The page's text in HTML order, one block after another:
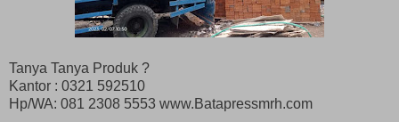
Tanya Tanya Produk ?
Kantor : 0321 592510
Hp/WA: 081 2308 5553 www.Batapressmrh.com